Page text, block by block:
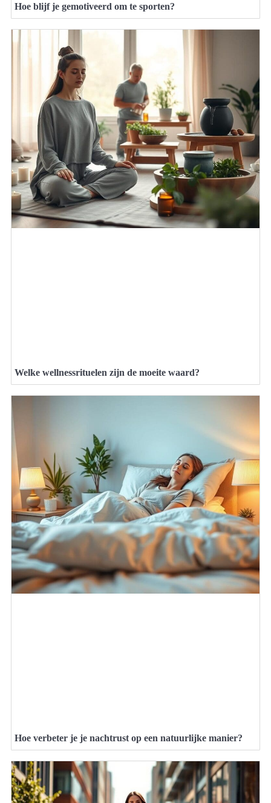
Hoe blijf je gemotiveerd om te sporten?
Welke wellnessrituelen zijn de moeite waard?
Hoe verbeter je je nachtrust op een natuurlijke manier?